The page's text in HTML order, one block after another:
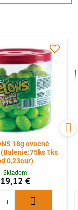
18g ovocné
1ks
0,23eur)
Skladom
19,12 €